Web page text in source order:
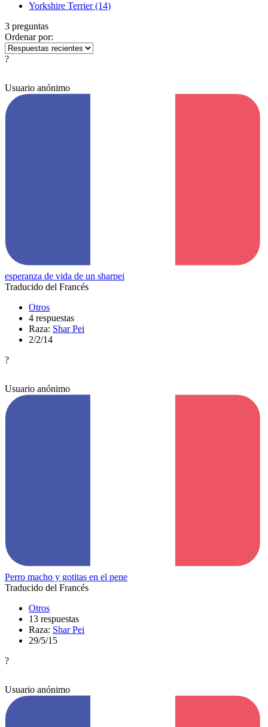
Yorkshire Terrier(14)
3 preguntas
Ordenar por:
?
Usuario anónimo
esperanza de vida de un sharpei
Traducido del Francés
Otros
4 respuestas
Raza: Shar Pei
2/2/14
?
Usuario anónimo
Perro macho y gotitas en el pene
Traducido del Francés
Otros
13 respuestas
Raza: Shar Pei
29/5/15
?
Usuario anónimo